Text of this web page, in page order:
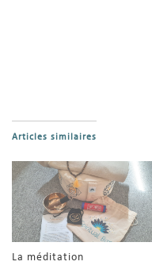
Articles similaires
La méditation